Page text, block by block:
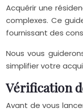
Acquérir une
complexes. Ce
fournissant des
Nous vous
simplifier votre
Vérification
Avant de vous